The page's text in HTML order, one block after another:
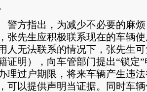
方指出，为减少不必要的麻烦
张先生应积极联系现在的车辆
人无法联系的情况下，张先生
证明），向车管部门提出“锁定
理过户期限，将来车辆产生违
可以提供声明当证据。同时车